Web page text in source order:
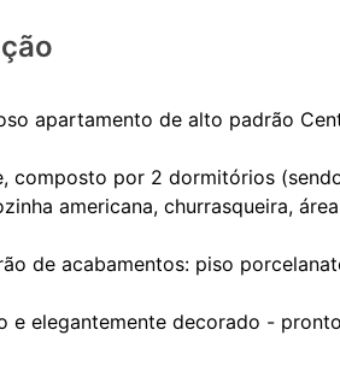
apartamento de alto padrão
composto por 2 dormitórios
americana, churrasqueira,
de acabamentos: piso
e elegantemente decorado -